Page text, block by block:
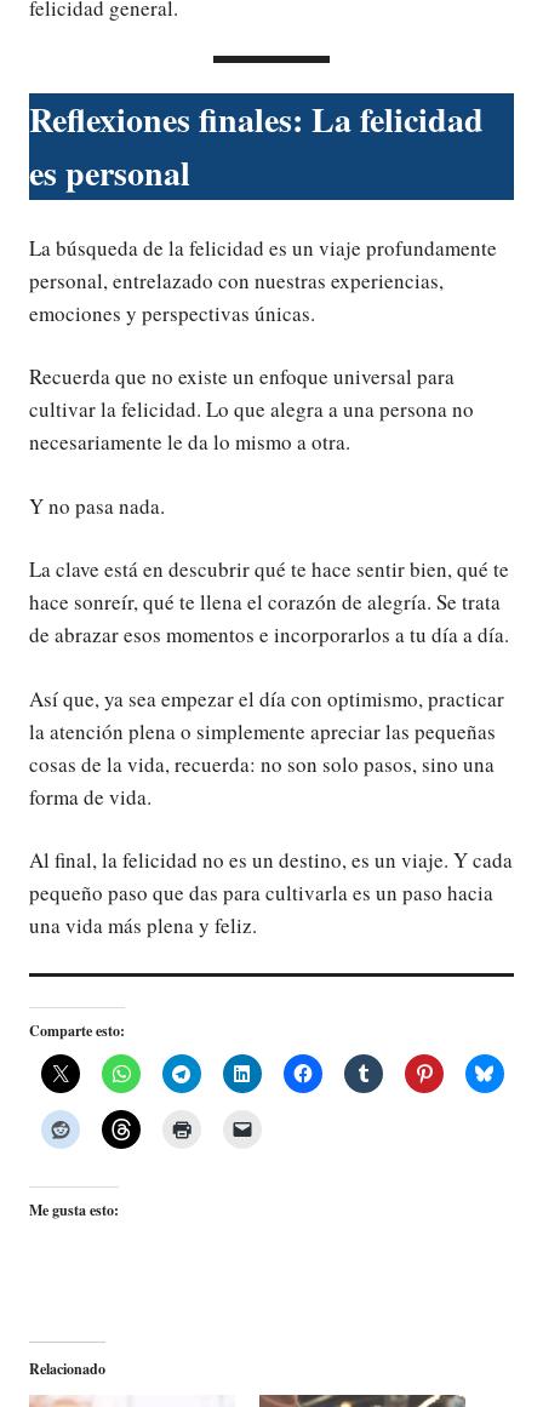
felicidad general.
Reflexiones finales: La felicidad
es personal
La búsqueda de la felicidad es un viaje profundamente
personal, entrelazado con nuestras experiencias,
emociones y perspectivas únicas.
Recuerda que no existe un enfoque universal para
cultivar la felicidad. Lo que alegra a una persona no
necesariamente le da lo mismo a otra.
Y no pasa nada.
La clave está en descubrir qué te hace sentir bien, qué te
hace sonreír, qué te llena el corazón de alegría. Se trata
de abrazar esos momentos e incorporarlos a tu día a día.
Así que, ya sea empezar el día con optimismo, practicar
la atención plena o simplemente apreciar las pequeñas
cosas de la vida, recuerda: no son solo pasos, sino una
forma de vida.
Al final, la felicidad no es un destino, es un viaje. Y cada
pequeño paso que das para cultivarla es un paso hacia
una vida más plena y feliz.
Comparte esto:
Me gusta esto:
Relacionado